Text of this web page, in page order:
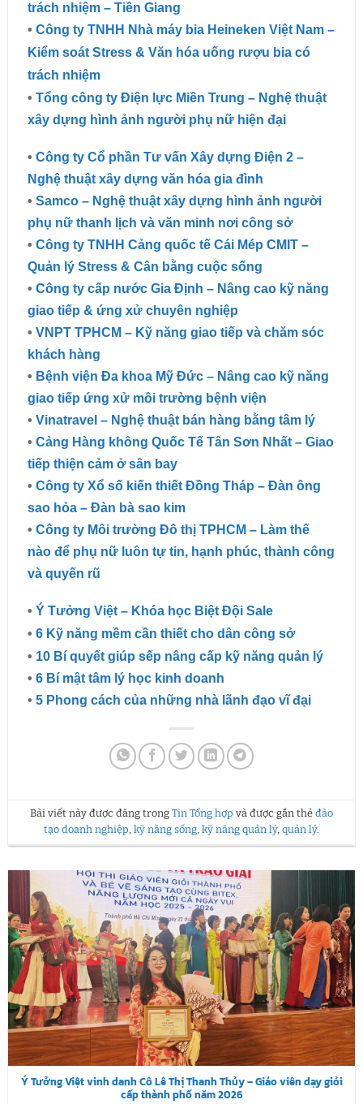
trách nhiệm – Tiền Giang
• Công ty TNHH Nhà máy bia Heineken Việt Nam –
Kiểm soát Stress & Văn hóa uống rượu bia có
trách nhiệm
• Tổng công ty Điện lực Miền Trung – Nghệ thuật
xây dựng hình ảnh người phụ nữ hiện đại
• Công ty Cổ phần Tư vấn Xây dựng Điện 2 –
Nghệ thuật xây dựng văn hóa gia đình
• Samco – Nghệ thuật xây dựng hình ảnh người
phụ nữ thanh lịch và văn minh nơi công sở
• Công ty TNHH Cảng quốc tế Cái Mép CMIT –
Quản lý Stress & Cân bằng cuộc sống
• Công ty cấp nước Gia Định – Nâng cao kỹ năng
giao tiếp & ứng xử chuyên nghiệp
• VNPT TPHCM – Kỹ năng giao tiếp và chăm sóc
khách hàng
• Bệnh viện Đa khoa Mỹ Đức – Nâng cao kỹ năng
giao tiếp ứng xử môi trường bệnh viện
• Vinatravel – Nghệ thuật bán hàng bằng tâm lý
• Cảng Hàng không Quốc Tế Tân Sơn Nhất – Giao
tiếp thiện cảm ở sân bay
• Công ty Xổ số kiến thiết Đồng Tháp – Đàn ông
sao hỏa – Đàn bà sao kim
• Công ty Môi trường Đô thị TPHCM – Làm thế
nào để phụ nữ luôn tự tin, hạnh phúc, thành công
và quyến rũ
• Ý Tưởng Việt – Khóa học Biệt Đội Sale
• 6 Kỹ năng mềm cần thiết cho dân công sở
• 10 Bí quyết giúp sếp nâng cấp kỹ năng quản lý
• 6 Bí mật tâm lý học kinh doanh
• 5 Phong cách của những nhà lãnh đạo vĩ đại
Bài viết này được đăng trong Tin Tổng hợp và được gắn thẻ đào
tạo doanh nghiệp, kỹ năng sống, kỹ năng quản lý, quản lý.
Ý Tưởng Việt vinh danh Cô Lê Thị Thanh Thủy – Giáo viên dạy giỏi
cấp thành phố năm 2026